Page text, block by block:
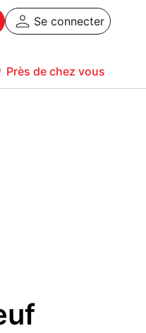
Se connecter
Près de chez vous